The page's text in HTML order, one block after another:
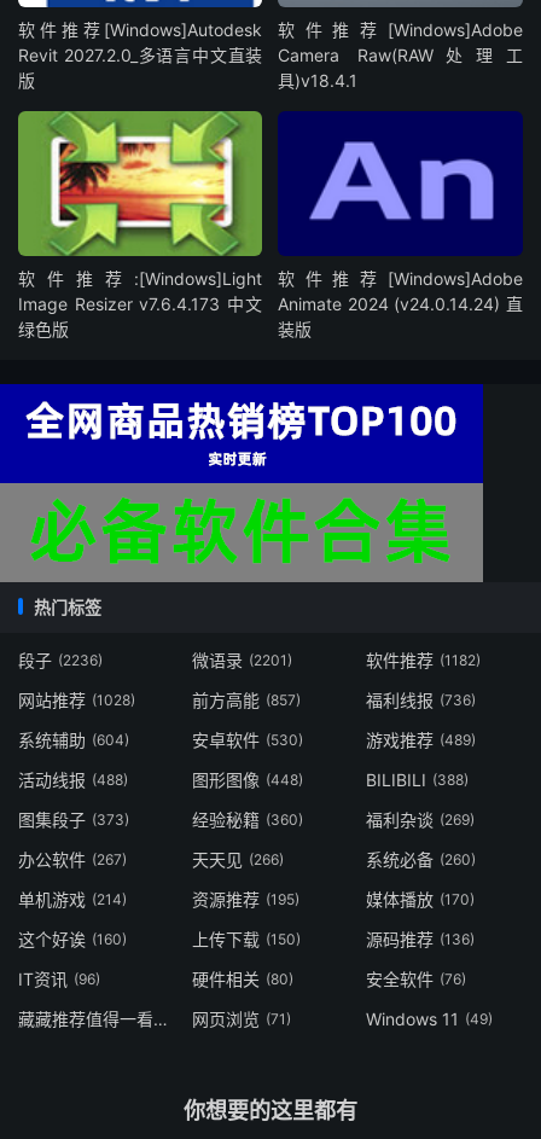
软件推荐[Windows]Autodesk
Revit 2027.2.0_多语言中文直装
版
软件推荐[Windows]Adobe
Camera Raw(RAW处理工
具)v18.4.1
软件推荐:[Windows]Light
Image Resizer v7.6.4.173 中文
绿色版
软件推荐[Windows]Adobe
Animate 2024 (v24.0.14.24) 直
装版
热门标签
段子 (2236) 微语录 (2201) 软件推荐 (1182)
网站推荐 (1028) 前方高能 (857) 福利线报 (736)
系统辅助 (604) 安卓软件 (530) 游戏推荐 (489)
活动线报 (488) 图形图像 (448) BILIBILI (388)
图集段子 (373) 经验秘籍 (360) 福利杂谈 (269)
办公软件 (267) 天天见 (266) 系统必备 (260)
单机游戏 (214) 资源推荐 (195) 媒体播放 (170)
这个好诶 (160) 上传下载 (150) 源码推荐 (136)
IT资讯 (96) 硬件相关 (80) 安全软件 (76)
藏藏推荐值得一看 网页浏览 (71) Windows 11 (49)
你想要的这里都有